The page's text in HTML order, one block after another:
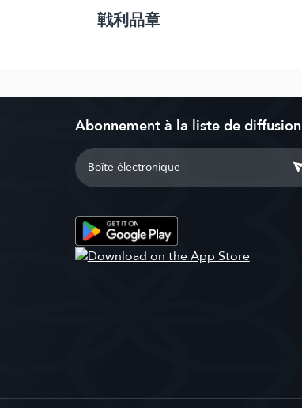
戦利品章
Abonnement à la liste de diffusion